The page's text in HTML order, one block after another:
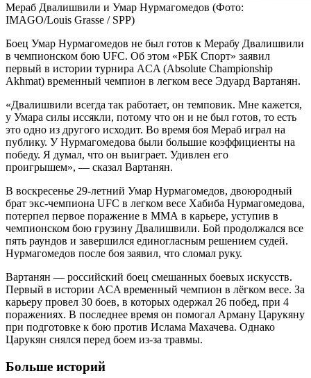
Мераб Двалишвили и Умар Нурмагомедов (Фото:
IMAGO/Louis Grasse / SPP)
Боец Умар Нурмагомедов не был готов к Мерабу Двалишвили
в чемпионском бою UFC. Об этом «РБК Спорт» заявил
первый в истории турнира ACA (Absolute Championship
Akhmat) временный чемпион в легком весе Эдуард Вартанян.
«Двалишвили всегда так работает, он темповик. Мне кажется,
у Умара силы иссякли, потому что он и не был готов, то есть
это одно из другого исходит. Во время боя Мераб играл на
публику. У Нурмагомедова были большие коэффициенты на
победу. Я думал, что он выиграет. Удивлен его
проигрышем», — сказал Вартанян.
В воскресенье 29-летний Умар Нурмагомедов, двоюродный
брат экс-чемпиона UFC в легком весе Хабиба Нурмагомедова,
потерпел первое поражение в ММА в карьере, уступив в
чемпионском бою грузину Двалишвили. Бой продолжался все
пять раундов и завершился единогласным решением судей.
Нурмагомедов после боя заявил, что сломал руку.
Вартанян — российский боец смешанных боевых искусств.
Первый в истории ACA временный чемпион в лёгком весе. За
карьеру провел 30 боев, в которых одержал 26 побед, при 4
поражениях. В последнее время он помогал Арману Царукяну
при подготовке к бою против Ислама Махачева. Однако
Царукян снялся перед боем из-за травмы.
Больше историй